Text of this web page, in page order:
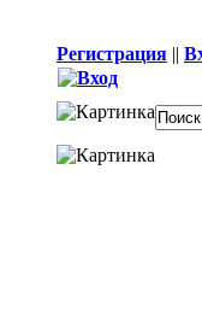
Регистрация ||